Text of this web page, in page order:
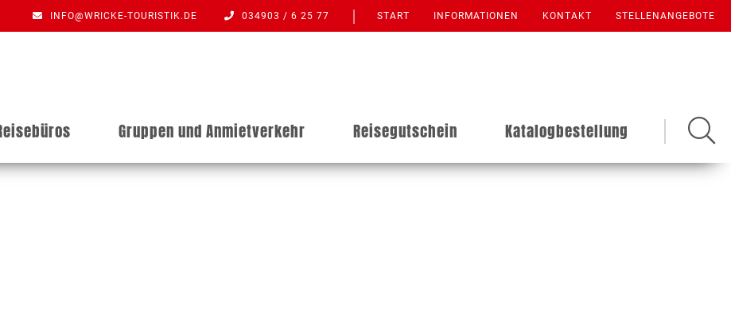
INFO@WRICKE-TOURISTIK.DE 034903 / 6 25 77 START INFORMATIONEN KONTAKT STELLENANGEBOTE
Gruppen und Anmietverkehr Reisegutschein Katalogbestellung